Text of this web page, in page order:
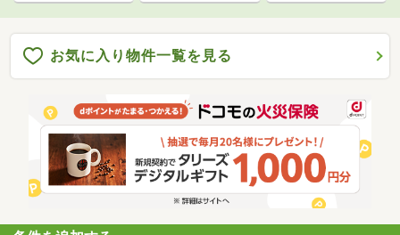
お気に入り物件一覧を見る